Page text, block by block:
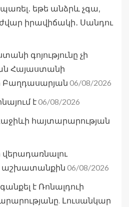
եթե անձրև չգա,
իրավիճակի․ Սանդու
գոյությունը չի
Հայաստանի
Բաղդասարյան 06/08/2026
է06/08/2026
հայտարարության
վերադառնալու
06/08/2026
է Ռոնալդուի
Լուսանկար